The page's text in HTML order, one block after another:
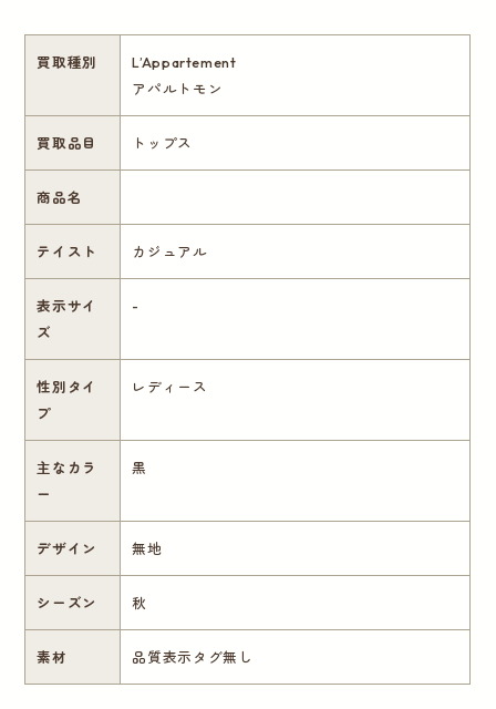
買取種別
L’Appartement
アパルトモン
買取品目 トップス
商品名
テイスト カジュアル
表示サイ
ズ
-
性別タイ
プ
レディース
主なカラ
ー
黒
デザイン 無地
シーズン 秋
素材 品質表示タグ無し